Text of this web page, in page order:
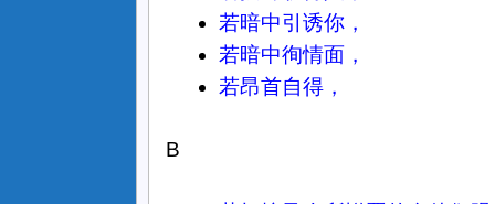
若暗中引诱你，
若暗中徇情面，
若昂首自得，
B